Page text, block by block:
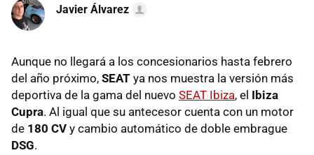
Javier Álvarez
Aunque no llegará a los concesionarios hasta febrero
del año próximo, SEAT ya nos muestra la versión más
deportiva de la gama del nuevo SEAT Ibiza, el Ibiza
Cupra. Al igual que su antecesor cuenta con un motor
de 180 CV y cambio automático de doble embrague
DSG.